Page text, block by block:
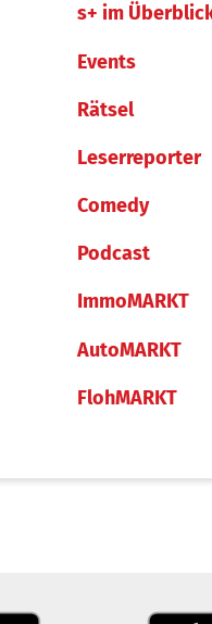
s+ im
Events
Rätsel
Leserreporter
Comedy
Podcast
ImmoMARKT
AutoMARKT
FlohMARKT